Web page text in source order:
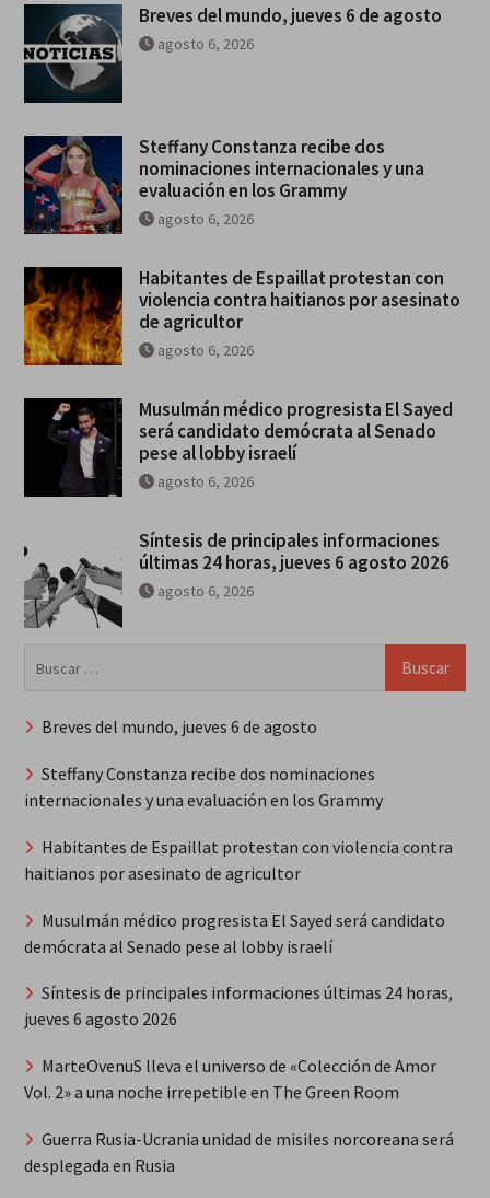
Breves del mundo, jueves 6 de agosto
agosto 6, 2026
Steffany Constanza recibe dos
nominaciones internacionales y una
evaluación en los Grammy
agosto 6, 2026
Habitantes de Espaillat protestan con
violencia contra haitianos por asesinato
de agricultor
agosto 6, 2026
Musulmán médico progresista El Sayed
será candidato demócrata al Senado
pese al lobby israelí
agosto 6, 2026
Síntesis de principales informaciones
últimas 24 horas, jueves 6 agosto 2026
agosto 6, 2026
Breves del mundo, jueves 6 de agosto
Steffany Constanza recibe dos nominaciones
internacionales y una evaluación en los Grammy
Habitantes de Espaillat protestan con violencia contra
haitianos por asesinato de agricultor
Musulmán médico progresista El Sayed será candidato
demócrata al Senado pese al lobby israelí
Síntesis de principales informaciones últimas 24 horas,
jueves 6 agosto 2026
MarteOvenuS lleva el universo de «Colección de Amor
Vol. 2» a una noche irrepetible en The Green Room
Guerra Rusia-Ucrania unidad de misiles norcoreana será
desplegada en Rusia